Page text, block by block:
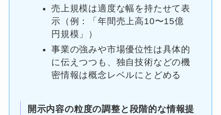
売上規模は適度な幅を持たせて表
示（例：「年間売上高10〜15億
円規模」）
事業の強みや市場優位性は具体的
に伝えつつも、独自技術などの機
密情報は概念レベルにとどめる
開示内容の粒度の調整と段階的な情報提